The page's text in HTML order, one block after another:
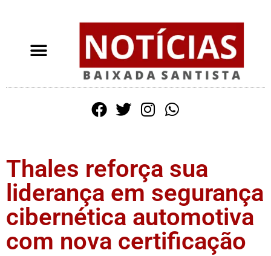
Thales reforça sua
liderança em segurança
cibernética automotiva
com nova certificação